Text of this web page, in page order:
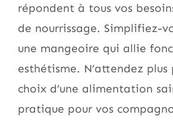
répondent à tous vos
de nourrissage. Simplifiez-
une mangeoire qui allie
esthétisme. N’attendez
choix d’une alimentation
pratique pour vos